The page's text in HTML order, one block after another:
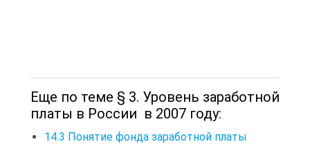
Еще по теме § 3. Уровень заработной
платы в России в 2007 году:
14.3 Понятие фонда заработной платы